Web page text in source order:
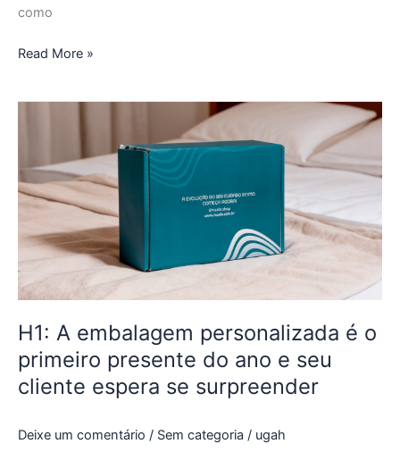
como
Read More »
H1: A embalagem personalizada é o
primeiro presente do ano e seu
cliente espera se surpreender
Deixe um comentário / Sem categoria / ugah
embalagem
personalizada
é
primeiro
presente
do
ano
e
cliente
espera
surpreender